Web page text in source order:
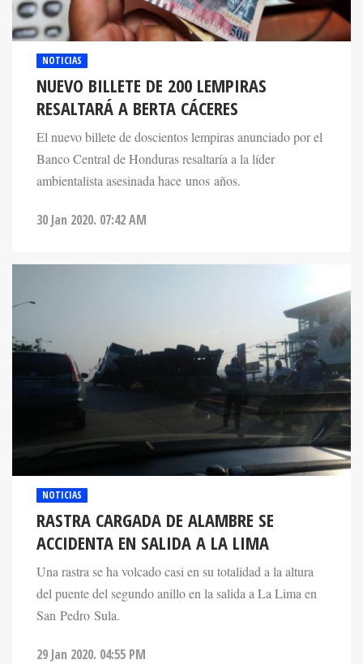
NOTICIAS
NUEVO BILLETE DE 200 LEMPIRAS
RESALTARÁ A BERTA CÁCERES
El nuevo billete de doscientos lempiras anunciado por el
Banco Central de Honduras resaltaría a la líder
ambientalista asesinada hace unos años.
30 Jan 2020. 07:42 AM
NOTICIAS
RASTRA CARGADA DE ALAMBRE SE
ACCIDENTA EN SALIDA A LA LIMA
Una rastra se ha volcado casi en su totalidad a la altura
del puente del segundo anillo en la salida a La Lima en
San Pedro Sula.
29 Jan 2020. 04:55 PM